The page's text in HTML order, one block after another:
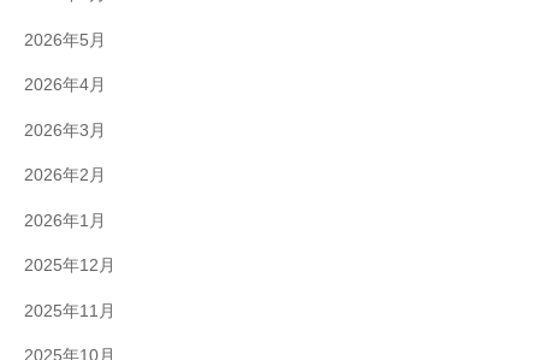
2026年5月
2026年4月
2026年3月
2026年2月
2026年1月
2025年12月
2025年11月
2025年10月